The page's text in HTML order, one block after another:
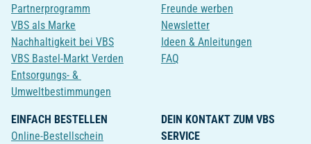
Partnerprogramm
VBS als Marke
Nachhaltigkeit bei VBS
VBS Bastel-Markt Verden
Entsorgungs- &
Umweltbestimmungen
Freunde werben
Newsletter
Ideen & Anleitungen
FAQ
EINFACH BESTELLEN
Online-Bestellschein
DEIN KONTAKT ZUM VBS
SERVICE